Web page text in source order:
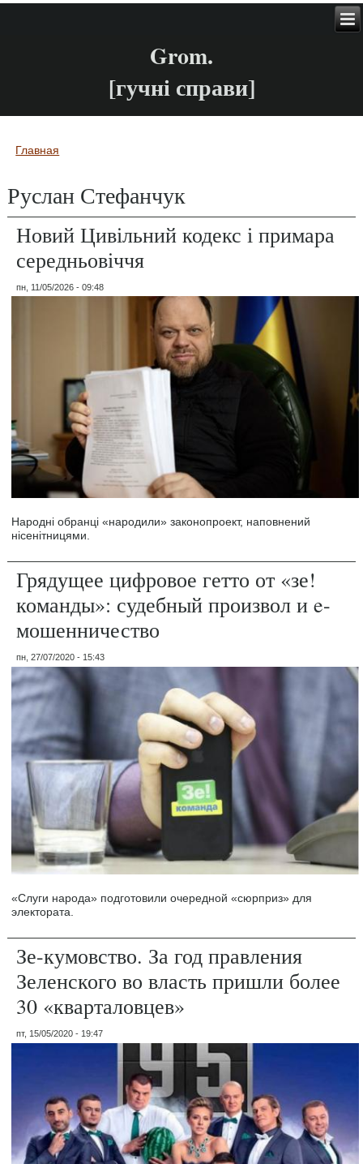
Grom.
[гучні справи]
Вы здесь
Главная
Руслан Стефанчук
Новий Цивільний кодекс і примара
середньовіччя
пн, 11/05/2026 - 09:48
Народні обранці «народили» законопроект, наповнений
нісенітницями.
Грядущее цифровое гетто от «зе!
команды»: судебный произвол и e-
мошенничество
пн, 27/07/2020 - 15:43
«Слуги народа» подготовили очередной «сюрприз» для
электората.
Зе-кумовство. За год правления
Зеленского во власть пришли более
30 «кварталовцев»
пт, 15/05/2020 - 19:47